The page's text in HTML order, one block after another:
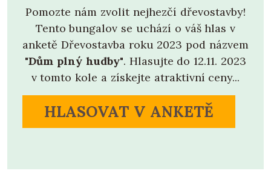
Pomozte nám zvolit nejhezčí dřevostavby!
Tento bungalov se uchází o váš hlas v
anketě Dřevostavba roku 2023 pod názvem
"Dům plný hudby". Hlasujte do 12.11. 2023
v tomto kole a získejte atraktivní ceny...
HLASOVAT V ANKETĚ